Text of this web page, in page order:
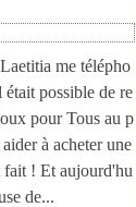
me télépho
possible de re
pour Tous au p
à acheter une
fait ! Et aujourd'hu
de...